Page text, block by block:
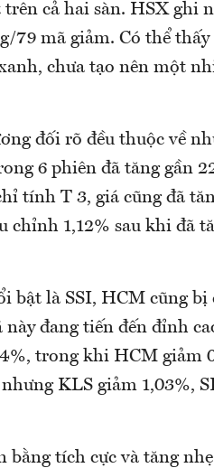
cả hai sàn. HSX ghi
mã giảm. Có thể thấy
chưa tạo nên một
đối rõ đều thuộc về
6 phiên đã tăng gần
tính T 3, giá cũng đã
chỉnh 1,12% sau khi đã
bật là SSI, HCM cũng bị
đang tiến đến đỉnh
trong khi HCM giảm
KLS giảm 1,03%,
bằng tích cực và tăng